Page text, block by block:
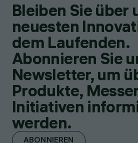
Bleiben Sie über
neuesten
dem Laufenden.
Abonnieren Sie
Newsletter, um
Produkte,
Initiativen
werden.
ABONNIEREN